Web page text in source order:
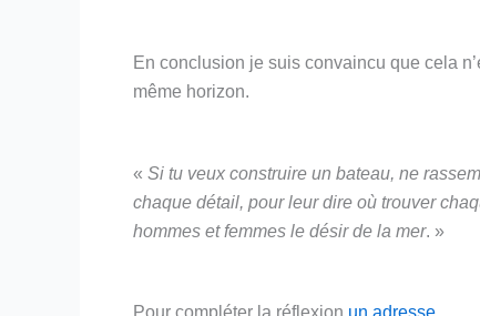
En conclusion je suis convaincu que cela
même horizon.
« Si tu veux construire un bateau, ne
chaque détail, pour leur dire où trouver
hommes et femmes le désir de la mer. »